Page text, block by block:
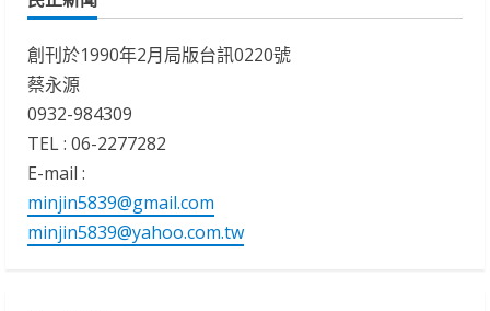
創刊於1990年2月局版台訊0220號
蔡永源
0932-984309
TEL : 06-2277282
E-mail :
minjin5839@gmail.com
minjin5839@yahoo.com.tw